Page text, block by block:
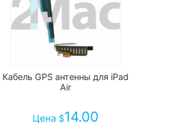
Кабель GPS антенны для iPad
Air
Цена $14.00